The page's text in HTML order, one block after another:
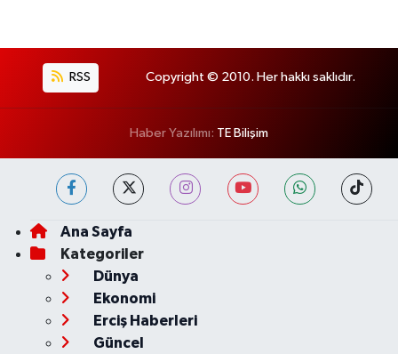
RSS Copyright © 2010. Her hakkı saklıdır.
Haber Yazılımı: TE Bilişim
Ana Sayfa
Kategoriler
Dünya
Ekonomi
Erciş Haberleri
Güncel